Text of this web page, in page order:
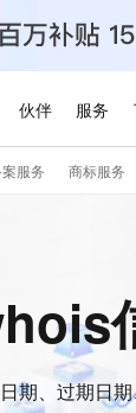
伙伴 服务
服务 商标服务
期、过期日
千问大模
多元化、
数字证书
即刻拥有
轻松解锁专
5 分钟轻松